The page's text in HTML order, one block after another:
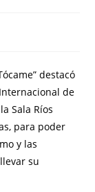
destacó
de
Sala Ríos
para poder
y las
su